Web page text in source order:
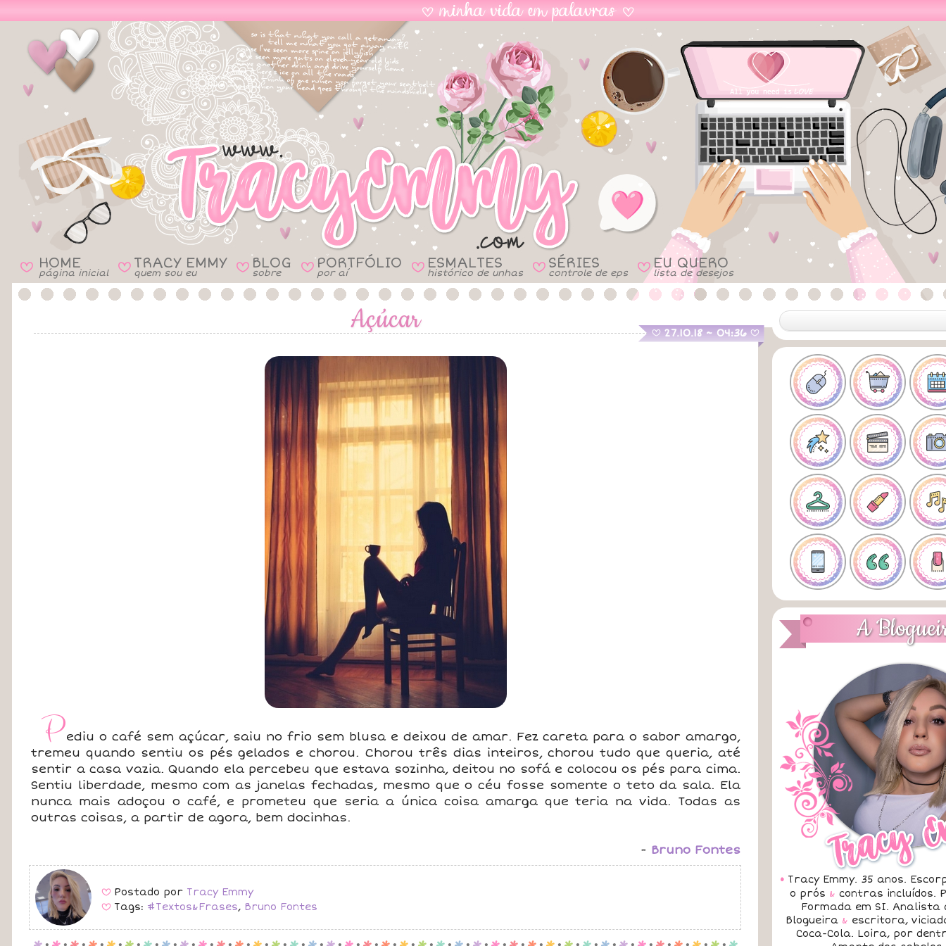
B HOME
página inicial B TRACY EMMY
quem sou eu B BLOG
sobre B PORTFÓLIO
por aí B ESMALTES
histórico de unhas B SÉRIES
controle de eps B EU QUERO
lista de desejos
Açúcar B 27.10.18 ~ 04:36 B
Pediu o café sem açúcar, saiu no frio sem blusa e deixou de amar. Fez careta para o sabor amargo,
tremeu quando sentiu os pés gelados e chorou. Chorou três dias inteiros, chorou tudo que queria, até
sentir a casa vazia. Quando ela percebeu que estava sozinha, deitou no sofá e colocou os pés para cima.
Sentiu liberdade, mesmo com as janelas fechadas, mesmo que o céu fosse somente o teto da sala. Ela
nunca mais adoçou o café, e prometeu que seria a única coisa amarga que teria na vida. Todas as
outras coisas, a partir de agora, bem docinhas.
- Bruno Fontes
B Postado por Tracy Emmy
B Tags: #Textos&Frases, Bruno Fontes
A
• Tracy Emmy. 35 anos.
o prós & contras incluídos.
Formada em SI. Analista
Blogueira & escritora,
Coca-Cola. Loira, por